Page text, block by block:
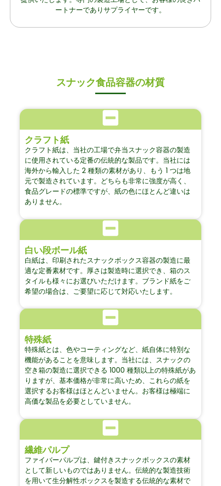
ートナーでありサプライヤーです。
スナック食品容器の材質
クラフト紙
クラフト紙は、当社の工場で弁当スナック容器の製造
に使用されている定番の伝統的な製品です。当社には
海外から輸入した 2 種類の素材があり、もう 1 つは地
元で製造されています。どちらも非常に強度が高く、
食品グレードの標準ですが、紙の色にほとんど違いは
ありません。
白い段ボール紙
白紙は、印刷されたスナックボックス容器の製造に最
適な定番素材です。厚さは製造時に選択でき、箱のス
タイルも様々にお選びいただけます。ブランド紙をご
希望の場合は、ご要望に応じて対応いたします。
特殊紙
特殊紙とは、色やコーティングなど、紙自体に特別な
機能があることを意味します。当社には、スナックの
空き箱の製造に選択できる 1000 種類以上の特殊紙があ
りますが、基本価格が非常に高いため、これらの紙を
選択するお客様はほとんどいません。お客様は極端に
高価な製品を必要としていません。
繊維パルプ
ファイバーパルプは、鍵付きスナックボックスの素材
として新しいものではありません。伝統的な製造技術
を用いて生分解性ボックスを製造する伝統的な素材で